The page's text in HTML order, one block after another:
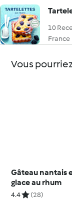
10
France
Vous
Gâteau nantais
glace au rhum
4.4 (28)